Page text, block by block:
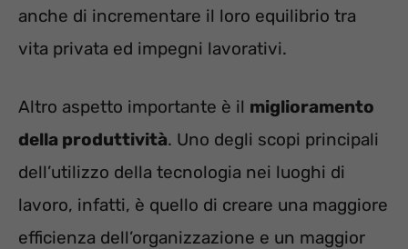
anche di incrementare il loro equilibrio tra
vita privata ed impegni lavorativi.
Altro aspetto importante è il miglioramento
della produttività. Uno degli scopi principali
dell’utilizzo della tecnologia nei luoghi di
lavoro, infatti, è quello di creare una maggiore
efficienza dell’organizzazione e un maggior